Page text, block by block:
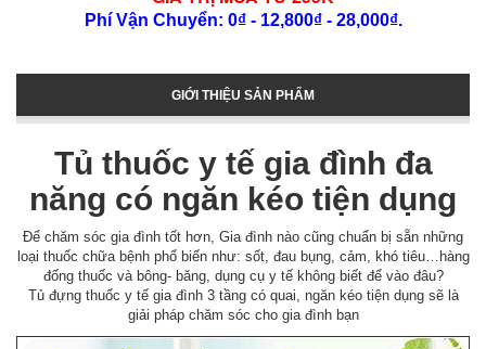
Phí Vận Chuyển: 0₫ - 12,800₫ - 28,000₫.
GIỚI THIỆU SẢN PHẨM
Tủ thuốc y tế gia đình đa
năng có ngăn kéo tiện dụng
Để chăm sóc gia đình tốt hơn, Gia đình nào cũng chuẩn bị sẵn những
loại thuốc chữa bệnh phổ biến như: sốt, đau bụng, cảm, khó tiêu…hàng
đống thuốc và bông- băng, dụng cụ y tế không biết để vào đâu?
Tủ đựng thuốc y tế gia đình 3 tầng có quai, ngăn kéo tiện dụng sẽ là
giải pháp chăm sóc cho gia đình bạn